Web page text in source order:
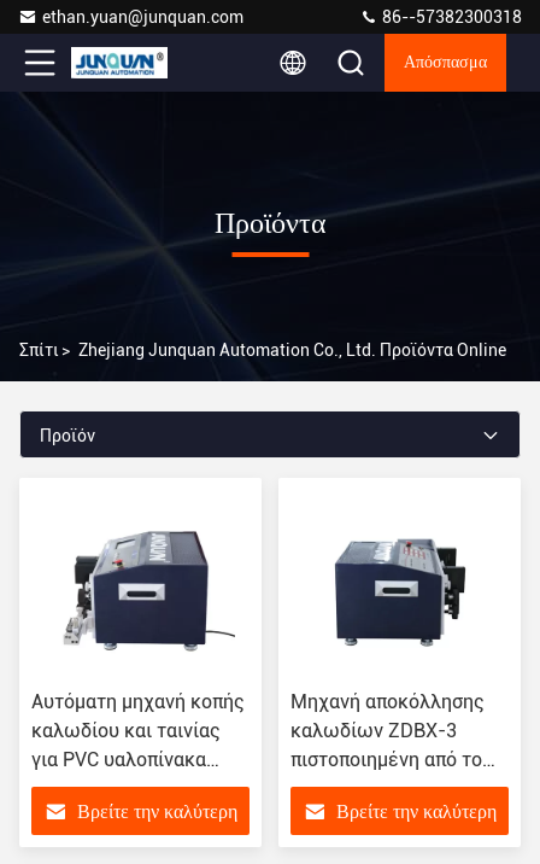
ethan.yuan@junquan.com 86--57382300318
Απόσπασμα
Προϊόντα
Σπίτι > Zhejiang Junquan Automation Co., Ltd. Προϊόντα Online
Προϊόν
Αυτόματη μηχανή κοπής
καλωδίου και ταινίας
για PVC υαλοπίνακα
καλωδίου τεφλόνου
πιστοποιημένη CE
Βρείτε την καλύτερη
Μηχανή αποκόλλησης
καλωδίων ZDBX-3
πιστοποιημένη από το
CCC για
ευπροσάρμοστες
εφαρμογές
Βρείτε την καλύτερη